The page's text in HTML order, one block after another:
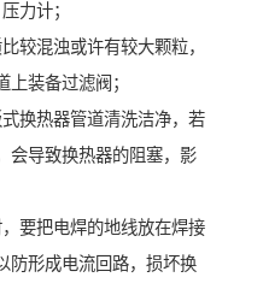
力计；
较混浊或许有较大颗粒，
装备过滤阀；
换热器管道清洗洁净，若
会导致换热器的阻塞，影
要把电焊的地线放在焊接
防形成电流回路，损坏换